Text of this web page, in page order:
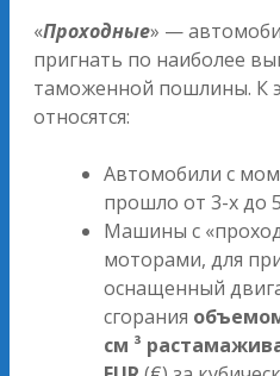
«Проходные» —
пригнать по наиболее
таможенной пошлины. К
относятся:
Автомобили с
прошло от 3-х до
Машины с
моторами, для
оснащенный
сгорания
см ³